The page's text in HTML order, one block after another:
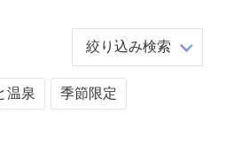
絞り込み検索
温泉 季節限定